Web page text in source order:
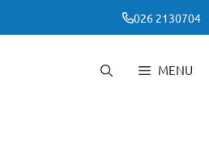
026 2130704
MENU